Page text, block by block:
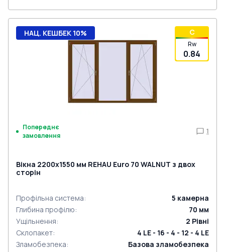
C
Rw
0.84
НАЦ. КЕШБЕК 10%
Попереднє
замовлення
1
Вікна 2200x1550 мм REHAU Euro 70 WALNUT з двох
сторін
Профільна система: 5 камерна
Глибина профілю: 70 мм
Ущільнення: 2 Рівні
Склопакет:
4 LE - 16 - 4 - 12 - 4 LE
Зламобезпека: Базова зламобезпека